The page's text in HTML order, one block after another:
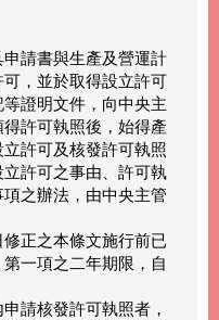
請書與生產及營運計
，並於取得設立許可
證明文件，向中央主
許可執照後，始得產
許可及核發許可執照
許可之事由、許可執
之辦法，由中央主管
正之本條文施行前已
一項之二年期限，自
請核發許可執照者，